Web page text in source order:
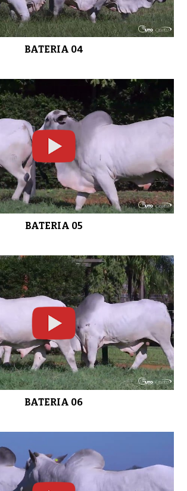
0:38 LOTE 07
0:43 LOTE 08
0:37 LOTE 09
LOTE 10
0:49 LOTE 11
0:39 LOTE 12
BATERIA 04
BATERIA 05
BATERIA 06